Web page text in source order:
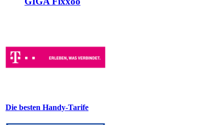
Die besten Handy-Tarife